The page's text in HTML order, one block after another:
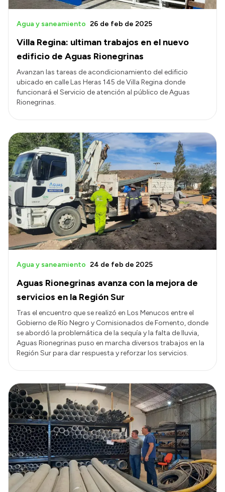
Villa Regina: ultiman trabajos en el nuevo
edificio de Aguas Rionegrinas
Agua y saneamiento 26 de feb de 2025
Avanzan las tareas de acondicionamiento del edificio
ubicado en calle Las Heras 145 de Villa Regina donde
funcionará el Servicio de atención al público de Aguas
Rionegrinas.
Aguas Rionegrinas avanza con la mejora de
servicios en la Región Sur
Agua y saneamiento 24 de feb de 2025
Tras el encuentro que se realizó en Los Menucos entre el
Gobierno de Río Negro y Comisionados de Fomento, donde
se abordó la problemática de la sequía y la falta de lluvia,
Aguas Rionegrinas puso en marcha diversos trabajos en la
Región Sur para dar respuesta y reforzar los servicios.